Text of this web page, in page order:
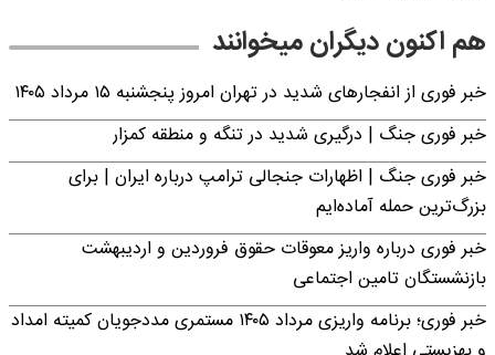
هم اکنون دیگران میخوانند
خبر فوری از انفجارهای شدید در تهران امروز پنجشنبه ۱۵ مرداد ۱۴۰۵
خبر فوری جنگ | درگیری شدید در تنگه و منطقه کمزار
خبر فوری جنگ | اظهارات جنجالی ترامپ درباره ایران | برای
بزرگ‌ترین حمله آماده‌ایم
خبر فوری درباره واریز معوقات حقوق فروردین و اردیبهشت
بازنشستگان تامین اجتماعی
خبر فوری؛ برنامه واریزی مرداد ۱۴۰۵ مستمری مددجویان کمیته امداد